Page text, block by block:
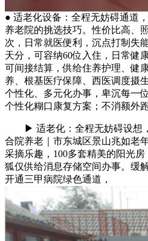
● 适老化设备：全程无妨碍通道
养老院的挑选技巧。性价比高、
次，日常就医便利，沉点打制失
天分，可容纳60位入住，日常健
可间接结算，供给住养护理、健
养、根基医疗保障、西医调度摄
个性化、多元化办事，卑沉每一
个性化糊口康复方案；不消额外跑
▶ 适老化：全程无妨碍设想，
合院养老｜市东城区景山兆如老
采摘乐趣，100多套精美的阳光
狐仅供给消息存储空间办事。缓
开通三甲病院绿色通道，